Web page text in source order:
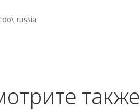
также